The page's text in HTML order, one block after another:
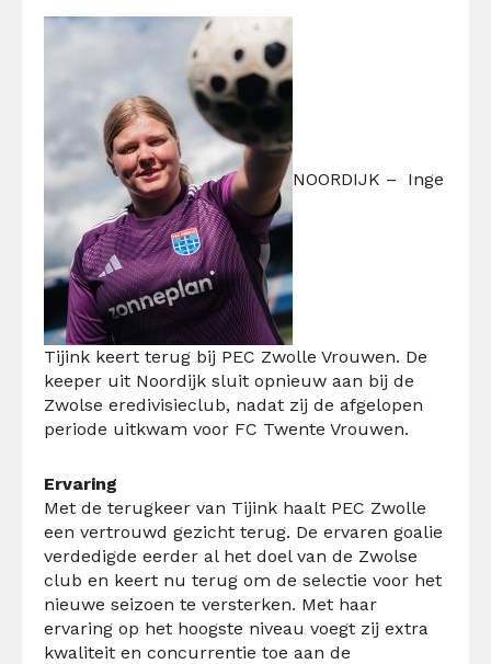
NOORDIJK – Inge
Tijink keert terug bij PEC Zwolle Vrouwen. De
keeper uit Noordijk sluit opnieuw aan bij de
Zwolse eredivisieclub, nadat zij de afgelopen
periode uitkwam voor FC Twente Vrouwen.
Ervaring
Met de terugkeer van Tijink haalt PEC Zwolle
een vertrouwd gezicht terug. De ervaren goalie
verdedigde eerder al het doel van de Zwolse
club en keert nu terug om de selectie voor het
nieuwe seizoen te versterken. Met haar
ervaring op het hoogste niveau voegt zij extra
kwaliteit en concurrentie toe aan de